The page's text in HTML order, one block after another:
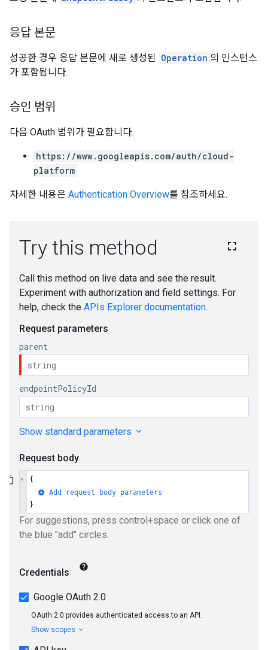
응답 본문
성공한 경우 응답 본문에 새로 생성된 Operation 의 인스턴스
가 포함됩니다.
승인 범위
다음 OAuth 범위가 필요합니다.
https://www.googleapis.com/auth/cloud-
platform
자세한 내용은 Authentication Overview를 참조하세요.